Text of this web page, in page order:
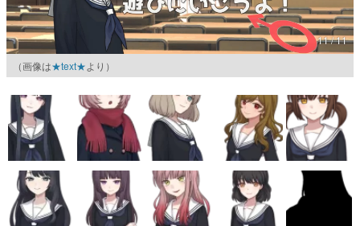
特集記事
マンガ
女性向け
アプリレビュー
その他
電ファミニコゲーマーとは？
11 / 11
（画像は★text★より）